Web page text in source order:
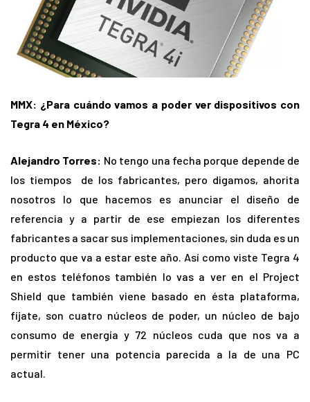
MMX: ¿Para cuándo vamos a poder ver dispositivos con
Tegra 4 en México?
Alejandro Torres: No tengo una fecha porque depende de
los tiempos de los fabricantes, pero digamos, ahorita
nosotros lo que hacemos es anunciar el diseño de
referencia y a partir de ese empiezan los diferentes
fabricantes a sacar sus implementaciones, sin duda es un
producto que va a estar este año. Así como viste Tegra 4
en estos teléfonos también lo vas a ver en el Project
Shield que también viene basado en ésta plataforma,
fíjate, son cuatro núcleos de poder, un núcleo de bajo
consumo de energía y 72 núcleos cuda que nos va a
permitir tener una potencia parecida a la de una PC
actual.